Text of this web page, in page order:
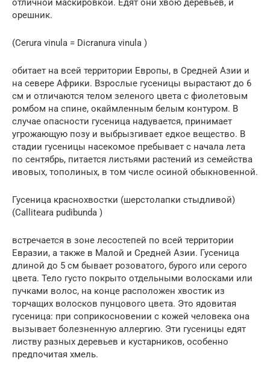
отличной маскировкой. Едят они хвою деревьев, и
орешник.
(Cerura vinula = Dicranura vinula )
обитает на всей территории Европы, в Средней Азии и
на севере Африки. Взрослые гусеницы вырастают до 6
см и отличаются телом зеленого цвета с фиолетовым
ромбом на спине, окаймленным белым контуром. В
случае опасности гусеница надувается, принимает
угрожающую позу и выбрызгивает едкое вещество. В
стадии гусеницы насекомое пребывает с начала лета
по сентябрь, питается листьями растений из семейства
ивовых, тополиных, в том числе осиной обыкновенной.
Гусеница краснохвостки (шерстолапки стыдливой)
(Calliteara pudibunda )
встречается в зоне лесостепей по всей территории
Евразии, а также в Малой и Средней Азии. Гусеница
длиной до 5 см бывает розоватого, бурого или серого
цвета. Тело густо покрыто отдельными волосками или
пучками волос, на конце расположен хвостик из
торчащих волосков пунцового цвета. Это ядовитая
гусеница: при соприкосновении с кожей человека она
вызывает болезненную аллергию. Эти гусеницы едят
листву разных деревьев и кустарников, особенно
предпочитая хмель.